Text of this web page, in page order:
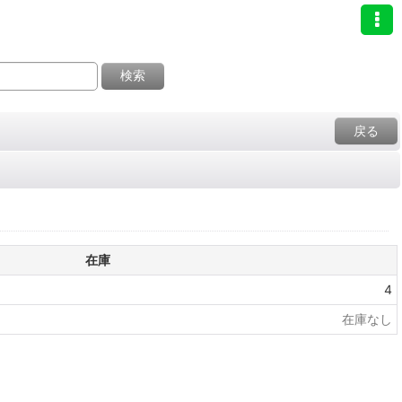
検索
戻る
在庫
4
在庫なし